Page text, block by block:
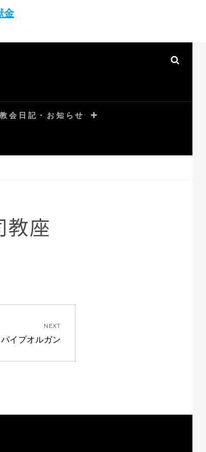
金
教会日記・お知らせ
座
NEXT
Next
パイプオルガン